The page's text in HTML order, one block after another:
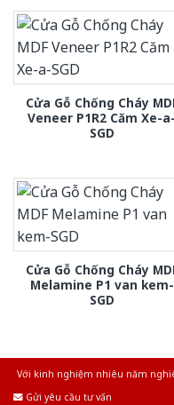
Cửa Gỗ Chống Cháy
Veneer P1R2 Căm Xe-a-
SGD
Cửa Gỗ Chống Cháy
Melamine P1 van kem-
SGD
Với kinh nghiệm nhiêu năm
Gửi yêu cầu tư vấn